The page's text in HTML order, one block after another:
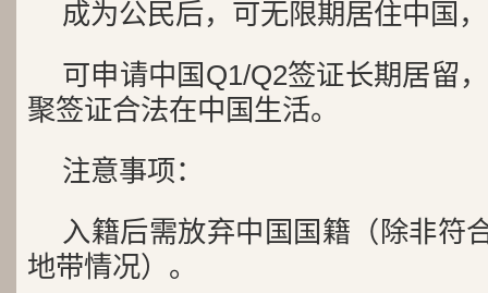
成为公民后，可无限期居住中国
可申请中国Q1/Q2签证长期居留
聚签证合法在中国生活。
注意事项：
入籍后需放弃中国国籍（除非符
地带情况）。